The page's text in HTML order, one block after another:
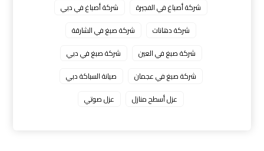
شركة أصباغ في الفجيرة
شركة أصباغ في دبي
شركة دهانات
شركة صبغ في الشارقة
شركة صبغ في العين
شركة صبغ في دبي
شركة صبغ في عجمان
صيانة السباكة دبي
عزل أسطح منازل
عزل صوتي